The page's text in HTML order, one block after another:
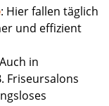
: Hier fallen täglich
und effizient
in
Friseursalons